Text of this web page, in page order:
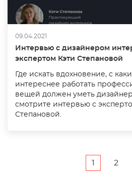
09.04.2021
Интервью с дизайнером
экспертом Кэти Степановой
Где искать вдохновение, с
интереснее работать
вещей должен уметь
смотрите интервью с
Степановой.
1 2